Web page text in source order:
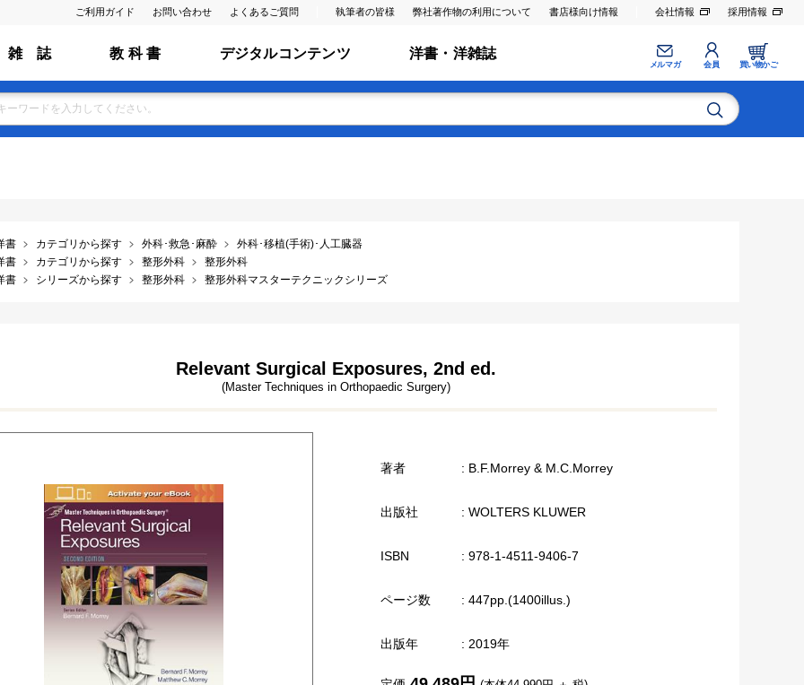
ご利用ガイド お問い合わせ よくあるご質問 執筆者の皆様 弊社著作物の利用について 書店様向け情報 会社情報 採用情報
雑 誌 教 科 書 デジタルコンテンツ 洋書・洋雑誌
メルマガ 会員 買い物かご
書 カテゴリから探す 外科･救急･麻酔
外科･移植(手術)･人工臓器
書 カテゴリから探す 整形外科
整形外科
書 シリーズから探す 整形外科 整形外科マスターテクニックシリーズ
Relevant Surgical Exposures, 2nd ed.
(Master Techniques in Orthopaedic Surgery)
著者 : B.F.Morrey & M.C.Morrey
出版社 : WOLTERS KLUWER
ISBN : 978-1-4511-9406-7
ページ数 : 447pp.(1400illus.)
出版年 : 2019年